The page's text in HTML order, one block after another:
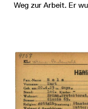
Weg zur Arbeit. Er